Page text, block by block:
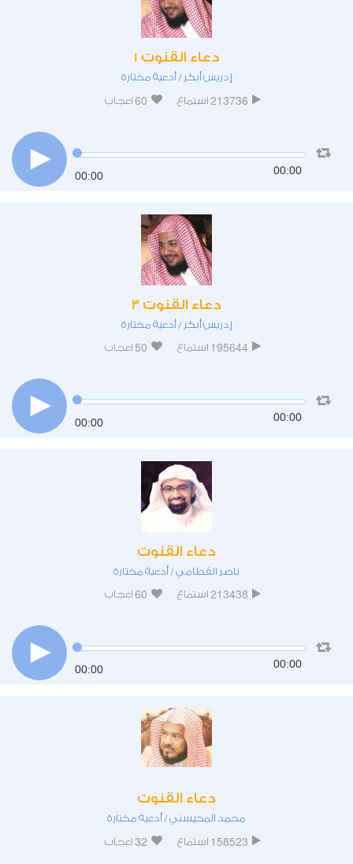
دعاء القنوت 1
إدريس أبكر /أدعية مختارة
213736 استماع 60 اعجاب
00:00 00:00
دعاء القنوت 3
إدريس أبكر /أدعية مختارة
195644 استماع 50 اعجاب
00:00 00:00
دعاء القنوت
ناصر القطامي/أدعية مختارة
213438 استماع 60 اعجاب
00:00 00:00
دعاء القنوت
محمد المحيسني/أدعية مختارة
158523 استماع 32 اعجاب